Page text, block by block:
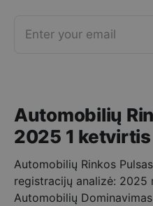
Enter your email
Automobilių
2025 1 ketvirtis
Automobilių Rinkos Pulsas Išsami Lietuvos
registracijų analizė: 2025 m. I
Automobilių Dominavimas ~90% Visų pirmą kartą